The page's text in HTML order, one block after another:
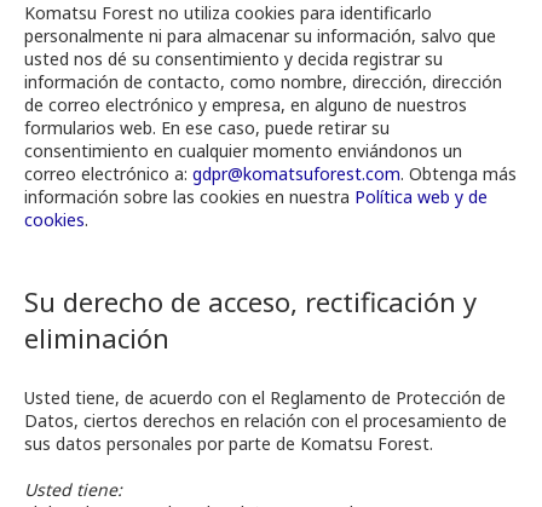
Komatsu Forest no utiliza cookies para identificarlo
personalmente ni para almacenar su información, salvo que
usted nos dé su consentimiento y decida registrar su
información de contacto, como nombre, dirección, dirección
de correo electrónico y empresa, en alguno de nuestros
formularios web. En ese caso, puede retirar su
consentimiento en cualquier momento enviándonos un
correo electrónico a: gdpr@komatsuforest.com. Obtenga más
información sobre las cookies en nuestra Política web y de
cookies.
Su derecho de acceso, rectificación y
eliminación
Usted tiene, de acuerdo con el Reglamento de Protección de
Datos, ciertos derechos en relación con el procesamiento de
sus datos personales por parte de Komatsu Forest.
Usted tiene: